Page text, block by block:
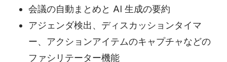
会議の自動まとめと AI 生成の要約
アジェンダ検出、ディスカッションタイマ
ー、アクションアイテムのキャプチャなどの
ファシリテーター機能